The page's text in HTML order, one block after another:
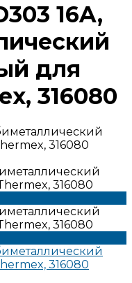
16A,
для
316080
316080
316080